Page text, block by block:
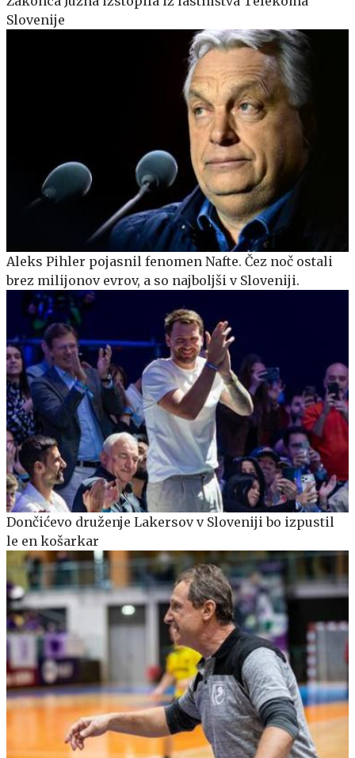
Slovenije
Aleks Pihler pojasnil fenomen Nafte. Čez noč ostali
brez milijonov evrov, a so najboljši v Sloveniji.
Dončićevo druženje Lakersov v Sloveniji bo izpustil
le en košarkar